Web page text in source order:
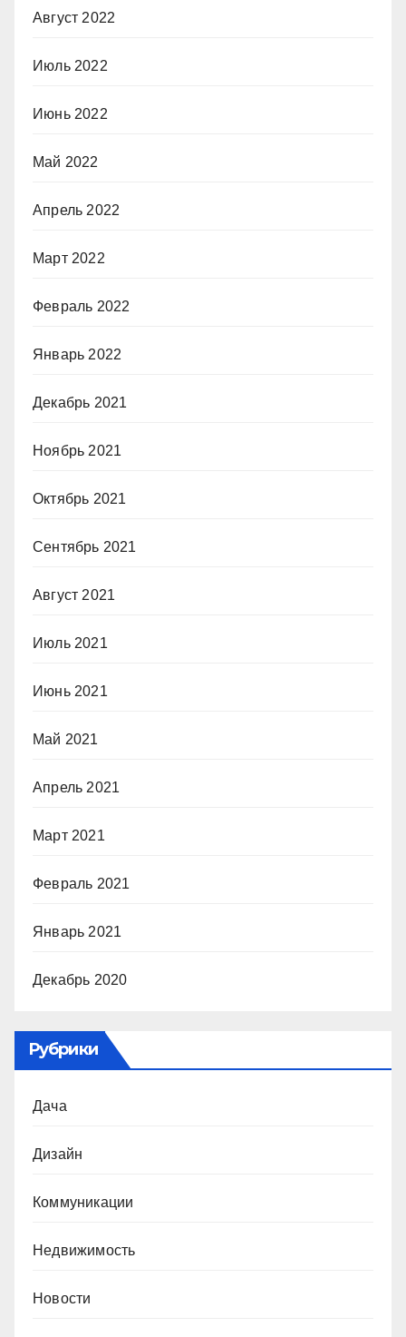
Август 2022
Июль 2022
Июнь 2022
Май 2022
Апрель 2022
Март 2022
Февраль 2022
Январь 2022
Декабрь 2021
Ноябрь 2021
Октябрь 2021
Сентябрь 2021
Август 2021
Июль 2021
Июнь 2021
Май 2021
Апрель 2021
Март 2021
Февраль 2021
Январь 2021
Декабрь 2020
Рубрики
Дача
Дизайн
Коммуникации
Недвижимость
Новости